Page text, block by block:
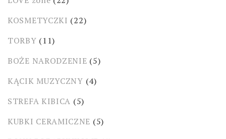
KOSMETYCZKI (22)
TORBY (11)
BOŻE NARODZENIE (5)
KĄCIK MUZYCZNY (4)
STREFA KIBICA (5)
KUBKI CERAMICZNE (5)